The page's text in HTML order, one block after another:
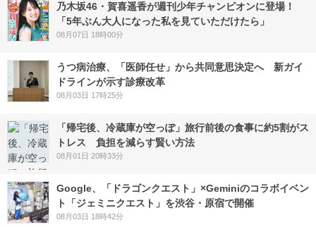
乃木坂46・賀喜遥香が週刊少年チャンピオンに登場！
「5年ぶん大人になった私を見ていただけたら」
08月07日 18時00分
うつ病治療、「医師任せ」から共同意思決定へ 新ガイ
ドラインが示す診療改革
08月03日 17時25分
「帰宅後、冷蔵庫が空っぽ」旅行前後の食事に約5割がス
トレス 負担を減らす賢い方法
08月01日 20時33分
Google、「ドラゴンクエスト」×Geminiのコラボイベン
ト「ジェミニクエスト」を渋谷・原宿で開催
08月03日 18時42分